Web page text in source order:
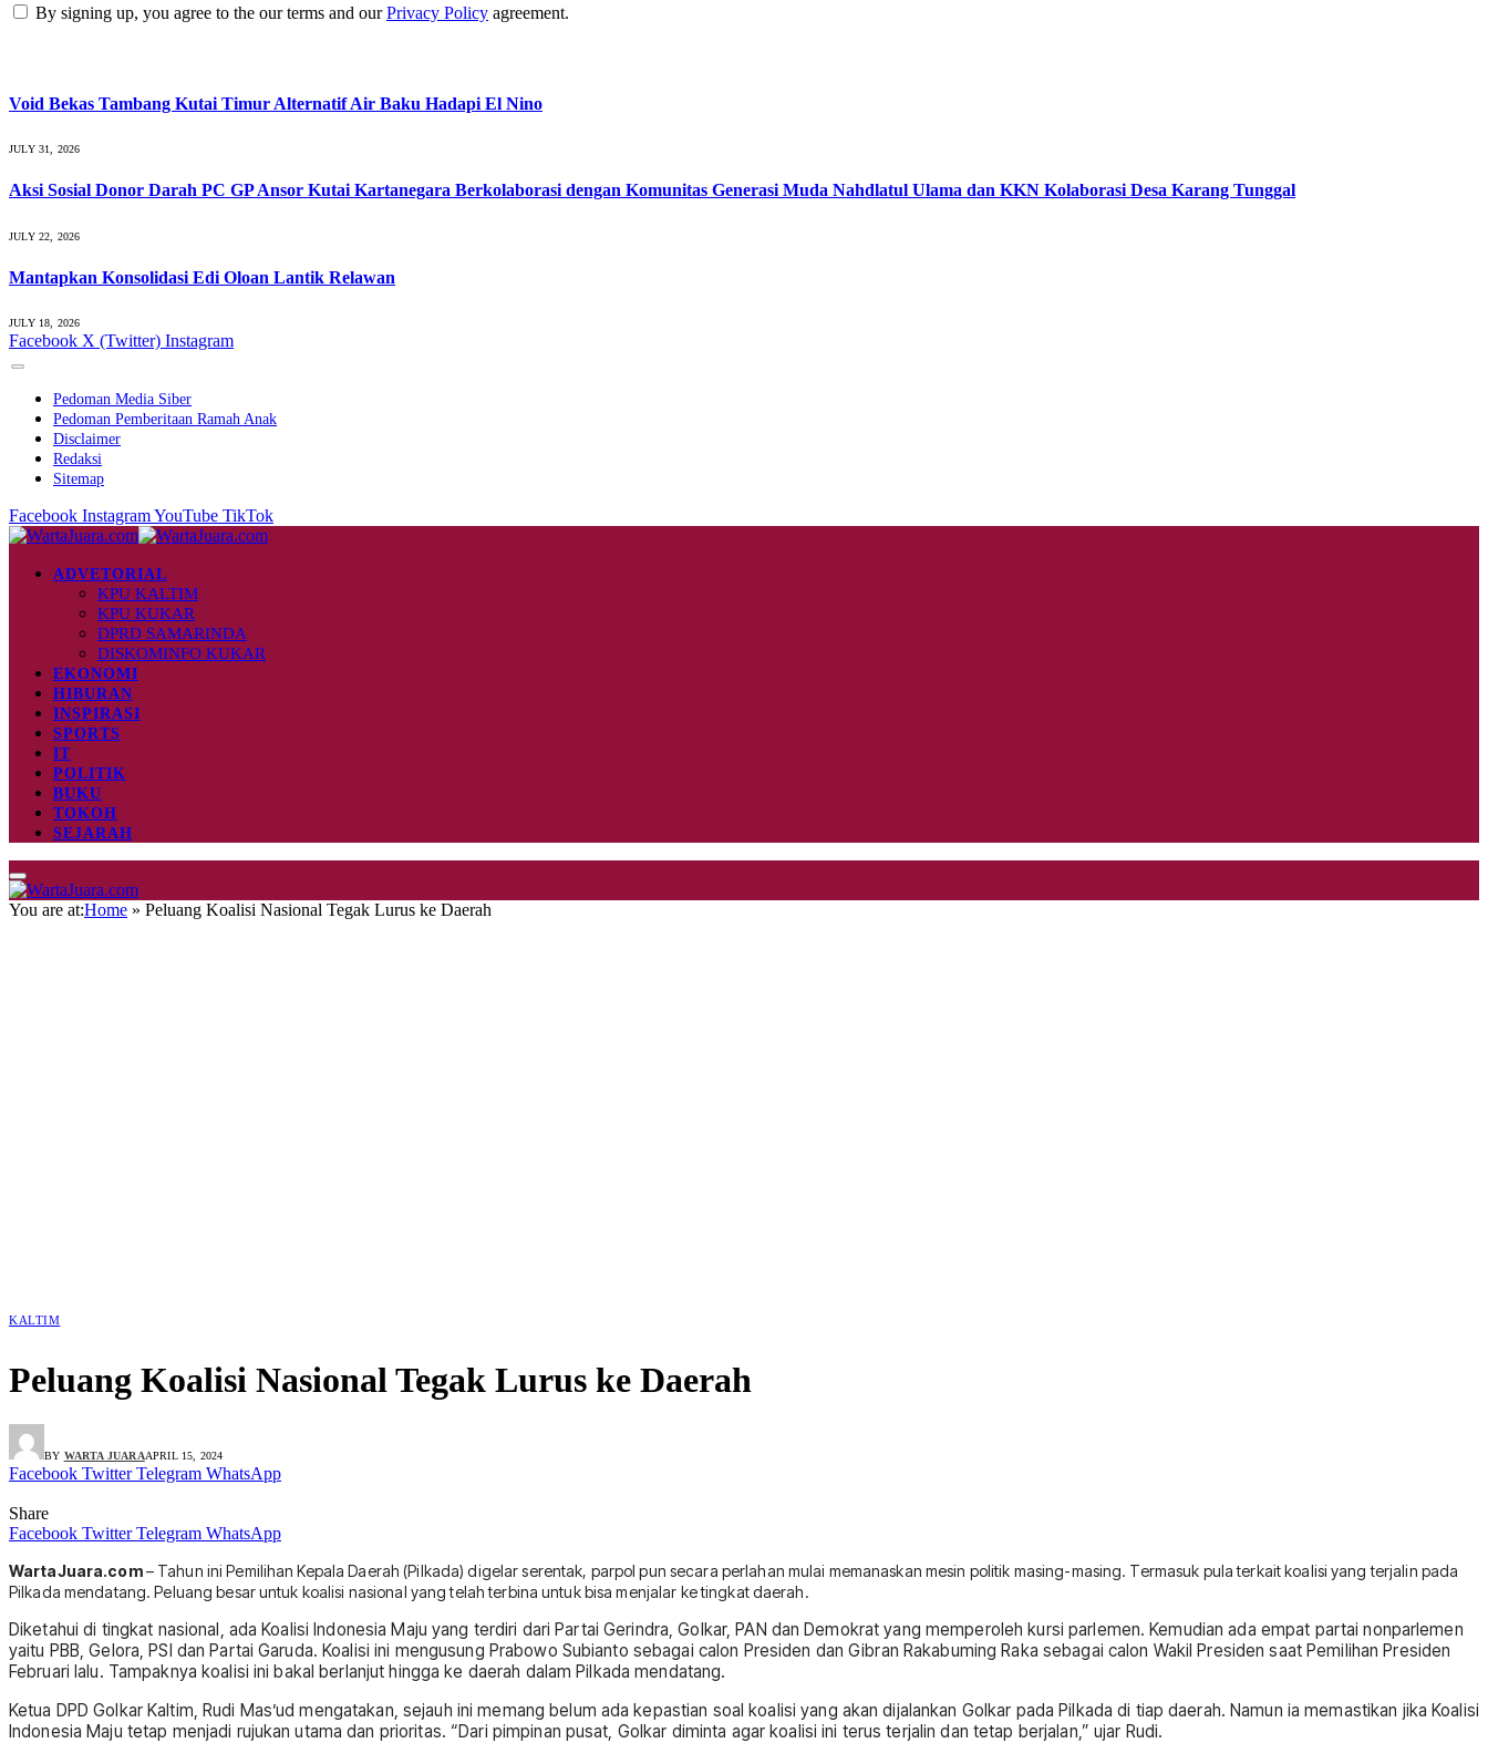
By signing up, you agree to the our terms and ourPrivacy Policy agreement.
Void Bekas Tambang Kutai Timur Alternatif Air Baku Hadapi El Nino
JULY 31, 2026
Aksi Sosial Donor Darah PC GP Ansor Kutai Kartanegara Berkolaborasi dengan Komunitas Generasi Muda Nahdlatul Ulama dan KKN Kolaborasi Desa Karang Tunggal
JULY 22, 2026
Mantapkan Konsolidasi Edi Oloan Lantik Relawan
JULY 18, 2026
Facebook X (Twitter) Instagram
Pedoman Media Siber
Pedoman Pemberitaan Ramah Anak
Disclaimer
Redaksi
Sitemap
Facebook InstagramYouTube TikTok
ADVETORIAL
KPU KALTIM
KPU KUKAR
DPRD SAMARINDA
DISKOMINFO KUKAR
EKONOMI
HIBURAN
INSPIRASI
SPORTS
IT
POLITIK
BUKU
TOKOH
SEJARAH
You are at:Home » Peluang Koalisi Nasional Tegak Lurus ke Daerah
KALTIM
Peluang Koalisi Nasional Tegak Lurus ke Daerah
BY WARTA JUARAAPRIL 15, 2024
Facebook Twitter Telegram WhatsApp
Share
Facebook Twitter Telegram WhatsApp
WartaJuara.com– Tahun ini Pemilihan Kepala Daerah (Pilkada) digelar serentak, parpol pun secara perlahan mulai memanaskan mesin politik masing-masing. Termasuk pula terkait koalisi yang terjalin pada
Pilkada mendatang. Peluang besar untuk koalisi nasional yang telah terbina untuk bisa menjalar ke tingkat daerah.
Diketahui di tingkat nasional, ada Koalisi Indonesia Maju yang terdiri dari Partai Gerindra, Golkar, PAN dan Demokrat yang memperoleh kursi parlemen. Kemudian ada empat partai nonparlemen
yaitu PBB, Gelora, PSI dan Partai Garuda. Koalisi ini mengusung Prabowo Subianto sebagai calon Presiden dan Gibran Rakabuming Raka sebagai calon Wakil Presiden saat Pemilihan Presiden
Februari lalu. Tampaknya koalisi ini bakal berlanjut hingga ke daerah dalam Pilkada mendatang.
Ketua DPD Golkar Kaltim, Rudi Mas’ud mengatakan, sejauh ini memang belum ada kepastian soal koalisi yang akan dijalankan Golkar pada Pilkada di tiap daerah. Namun ia memastikan jika Koalisi
Indonesia Maju tetap menjadi rujukan utama dan prioritas. “Dari pimpinan pusat, Golkar diminta agar koalisi ini terus terjalin dan tetap berjalan,” ujar Rudi.